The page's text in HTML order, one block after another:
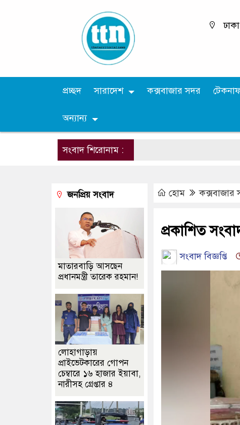
ঢাকা
প্রচ্ছদ সারাদেশ কক্সবাজার সদর
অন্যান্য
সংবাদ শিরোনাম :
হোম কক্সবাজার
প্রকাশিত
সংবাদ বিজ্ঞপ্তি
জনপ্রিয় সংবাদ
মাতারবাড়ি আসছেন
প্রধানমন্ত্রী তারেক রহমান!
লোহাগাড়ায়
প্রাইভেটকারের গোপন
চেম্বারে ১৬ হাজার ইয়াবা,
নারীসহ গ্রেপ্তার ৪